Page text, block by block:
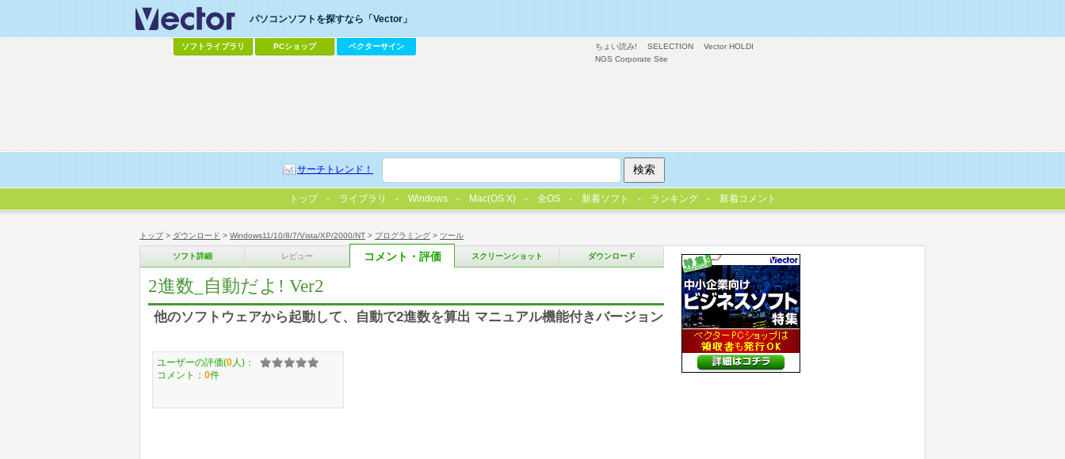
トップ> ダウンロード > Windows11/10/8/7/Vista/XP/2000/NT > プログラミング > ツール
ソフト詳細 レビュー コメント・評価 スクリーンショット ダウンロード
2進数_自動だよ! Ver2
他のソフトウェアから起動して、自動で2進数を算出 マニュアル機能付きバージョン
ユーザーの評価(0 人)：
コメント： 0件
ちょい読み! SELECTION
Vector HOLDI
NGS Corporate Site
パソコンソフトを探すなら「Vector」
ソフトライブラリ PCショップ ベクターサイン
サーチトレンド！
トップ ライブラリ Windows Mac(OS X) 全OS 新着ソフト ランキング 新着コメント